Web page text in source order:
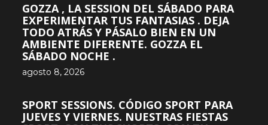
GOZZA , LA SESSION DEL SÁBADO PARA
EXPERIMENTAR TUS FANTASIAS . DEJA
TODO ATRÁS Y PÁSALO BIEN EN UN
AMBIENTE DIFERENTE. GOZZA EL
SÁBADO NOCHE .
agosto 8, 2026
SPORT SESSIONS. CÓDIGO SPORT PARA
JUEVES Y VIERNES. NUESTRAS FIESTAS